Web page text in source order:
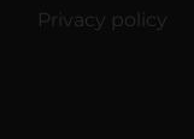
Privacy policy